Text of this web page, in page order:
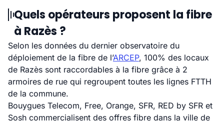
Quels opérateurs proposent la fibre
à Razès ?
Selon les données du dernier observatoire du
déploiement de la fibre de l’ARCEP, 100% des locaux
de Razès sont raccordables à la fibre grâce à 2
armoires de rue qui regroupent toutes les lignes FTTH
de la commune.
Bouygues Telecom, Free, Orange, SFR, RED by SFR et
Sosh commercialisent des offres fibre dans la ville de